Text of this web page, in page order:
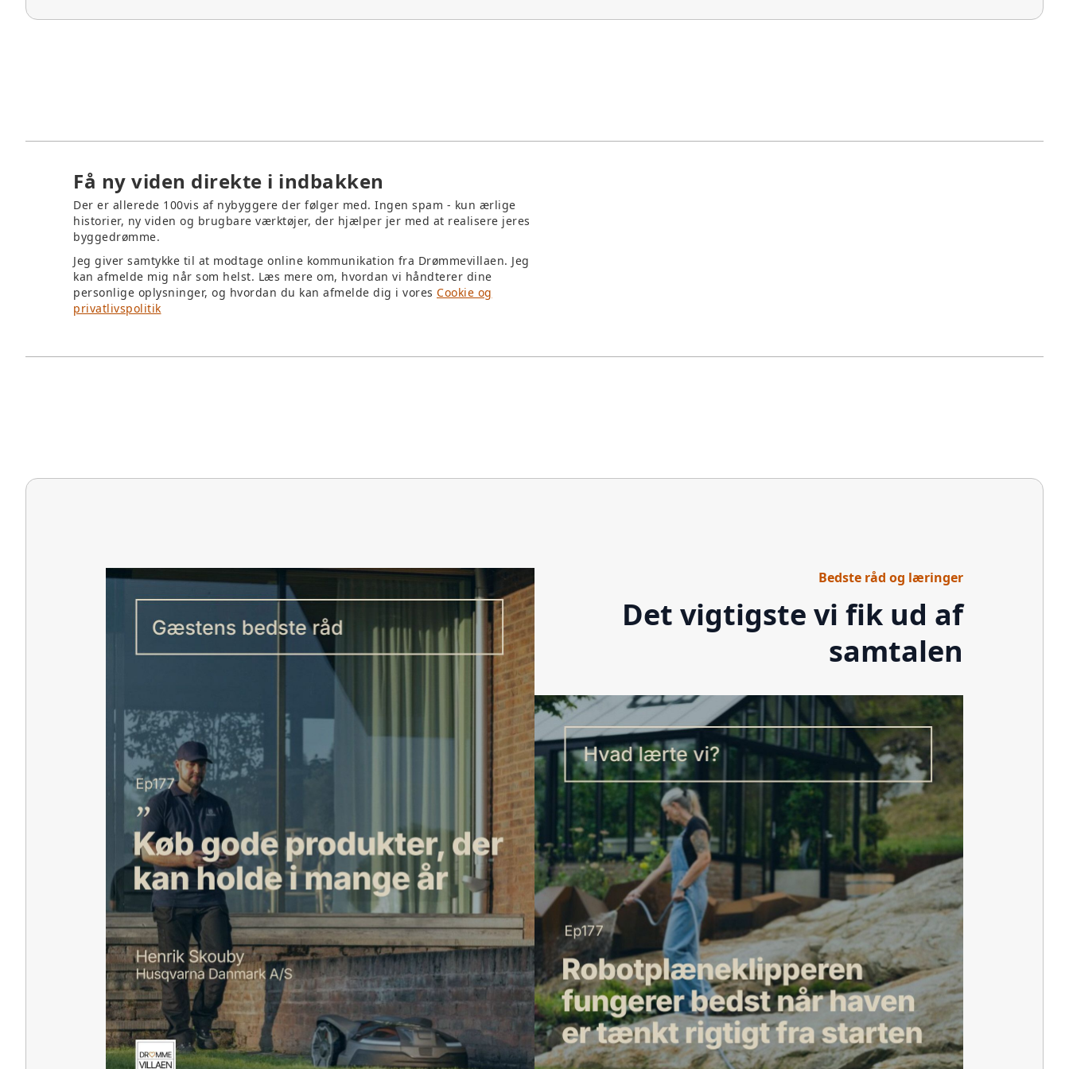
Få ny viden direkte i indbakken
Der er allerede 100vis af nybyggere der følger med. Ingen spam - kun ærlige
historier, ny viden og brugbare værktøjer, der hjælper jer med at realisere jeres
byggedrømme.
Jeg giver samtykke til at modtage online kommunikation fra Drømmevillaen. Jeg
kan afmelde mig når som helst. Læs mere om, hvordan vi håndterer dine
personlige oplysninger, og hvordan du kan afmelde dig i vores Cookie og
privatlivspolitik
Bedste råd og læringer
Det vigtigste vi fik ud af
samtalen